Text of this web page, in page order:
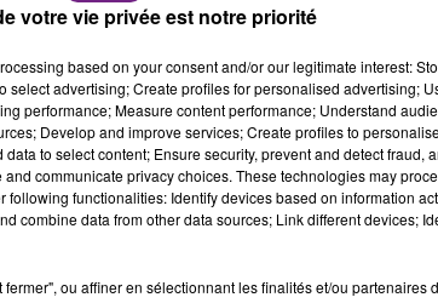
- 16h00
week-end Champagne FM
votre vie privée est notre priorité
based on your consent and/or our legitimate interest:
select advertising; Create profiles for personalised advertising;
performance; Measure content performance; Understand
Develop and improve services; Create profiles to
to select content; Ensure security, prevent and detect fraud,
communicate privacy choices. These technologies may
following functionalities: Identify devices based on information
combine data from other data sources; Link different devices;
ou affiner en sélectionnant les finalités et/ou partenaires